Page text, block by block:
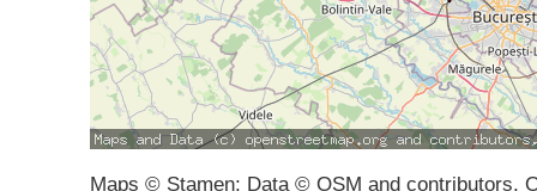
Maps © Stamen; Data © OSM and contributors,